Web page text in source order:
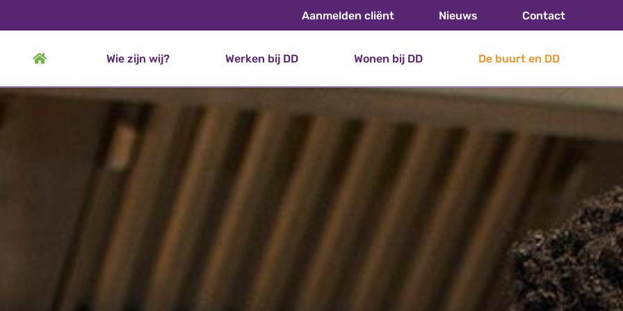
Aanmelden cliënt Nieuws Contact
Wie zijn wij? Werken bij DD Wonen bij DD De buurt en DD